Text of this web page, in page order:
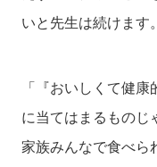
いと先生は続けます。
「『おいしくて健
に当てはまるものじ
家族みんなで食べら